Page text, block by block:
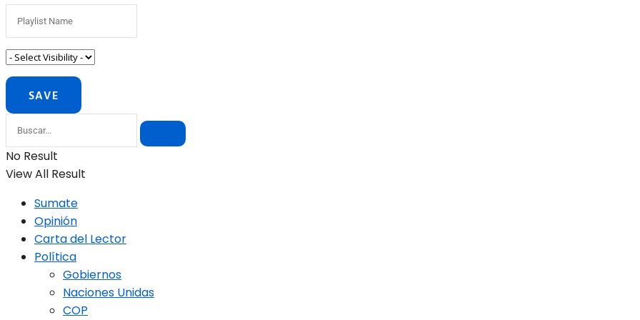
No Result
View All Result
Sumate
Opinión
Carta del Lector
Política
Gobiernos
Naciones Unidas
COP